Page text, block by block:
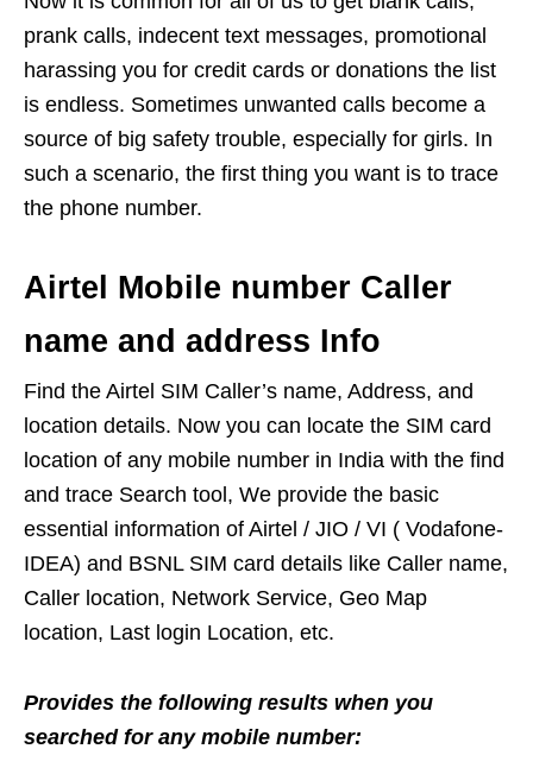
prank calls, indecent text messages, promotional
harassing you for credit cards or donations the list
is endless. Sometimes unwanted calls become a
source of big safety trouble, especially for girls. In
such a scenario, the first thing you want is to trace
the phone number.
Airtel Mobile number Caller
name and address Info
Find the Airtel SIM Caller’s name, Address, and
location details. Now you can locate the SIM card
location of any mobile number in India with the find
and trace Search tool, We provide the basic
essential information of Airtel / JIO / VI ( Vodafone-
IDEA) and BSNL SIM card details like Caller name,
Caller location, Network Service, Geo Map
location, Last login Location, etc.
Provides the following results when you
searched for any mobile number: